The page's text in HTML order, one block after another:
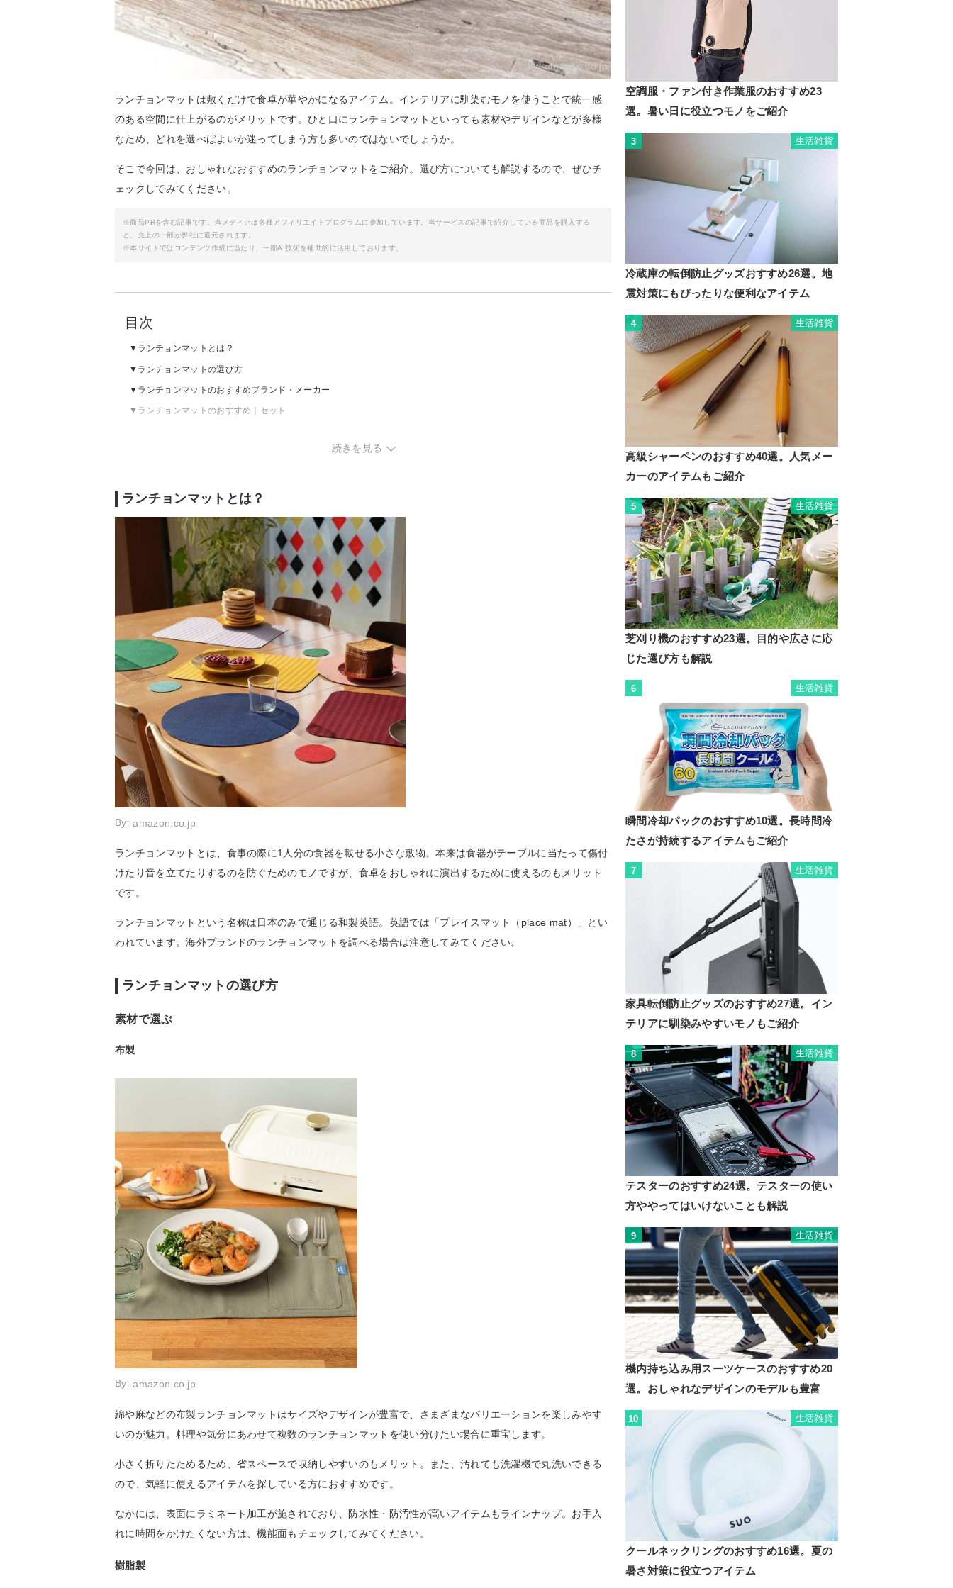
By:amazon.co.jp
ランチョンマットは敷くだけで食卓が華やかになるアイテム。インテリアに馴染むモノを使うことで統一感
のある空間に仕上がるのがメリットです。ひと口にランチョンマットといっても素材やデザインなどが多様
なため、どれを選べばよいか迷ってしまう方も多いのではないでしょうか。
そこで今回は、おしゃれなおすすめのランチョンマットをご紹介。選び方についても解説するので、ぜひチ
ェックしてみてください。
※商品PRを含む記事です。当メディアは各種アフィリエイトプログラムに参加しています。当サービスの記事で紹介している商品を購入する
と、売上の一部が弊社に還元されます。
※本サイトではコンテンツ作成に当たり、一部AI技術を補助的に活用しております。
目次
ランチョンマットとは？
ランチョンマットの選び方
ランチョンマットのおすすめブランド・メーカー
ランチョンマットのおすすめ｜セット
続きを見る
ランチョンマットとは？
By:amazon.co.jp
ランチョンマットとは、食事の際に1人分の食器を載せる小さな敷物。本来は食器がテーブルに当たって傷付
けたり音を立てたりするのを防ぐためのモノですが、食卓をおしゃれに演出するために使えるのもメリット
です。
ランチョンマットという名称は日本のみで通じる和製英語。英語では「プレイスマット（place mat）」とい
われています。海外ブランドのランチョンマットを調べる場合は注意してみてください。
ランチョンマットの選び方
素材で選ぶ
布製
By:amazon.co.jp
綿や麻などの布製ランチョンマットはサイズやデザインが豊富で、さまざまなバリエーションを楽しみやす
いのが魅力。料理や気分にあわせて複数のランチョンマットを使い分けたい場合に重宝します。
小さく折りたためるため、省スペースで収納しやすいのもメリット。また、汚れても洗濯機で丸洗いできる
ので、気軽に使えるアイテムを探している方におすすめです。
なかには、表面にラミネート加工が施されており、防水性・防汚性が高いアイテムもラインナップ。お手入
れに時間をかけたくない方は、機能面もチェックしてみてください。
樹脂製
空調服・ファン付き作業服のおすすめ23
選。暑い日に役立つモノをご紹介
3 生活雑貨
冷蔵庫の転倒防止グッズおすすめ26選。地
震対策にもぴったりな便利なアイテム
4 生活雑貨
高級シャーペンのおすすめ40選。人気メー
カーのアイテムもご紹介
5 生活雑貨
芝刈り機のおすすめ23選。目的や広さに応
じた選び方も解説
6 生活雑貨
瞬間冷却パックのおすすめ10選。長時間冷
たさが持続するアイテムもご紹介
7 生活雑貨
家具転倒防止グッズのおすすめ27選。イン
テリアに馴染みやすいモノもご紹介
8 生活雑貨
テスターのおすすめ24選。テスターの使い
方ややってはいけないことも解説
9 生活雑貨
機内持ち込み用スーツケースのおすすめ20
選。おしゃれなデザインのモデルも豊富
10 生活雑貨
クールネックリングのおすすめ16選。夏の
暑さ対策に役立つアイテム